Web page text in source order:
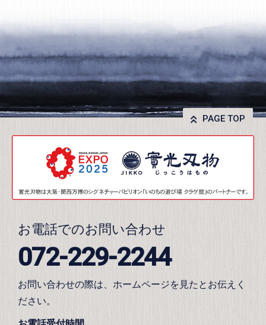
PAGE TOP
お電話でのお問い合わせ
072-229-2244
お問い合わせの際は、ホームページを見たとお伝えく
ださい。